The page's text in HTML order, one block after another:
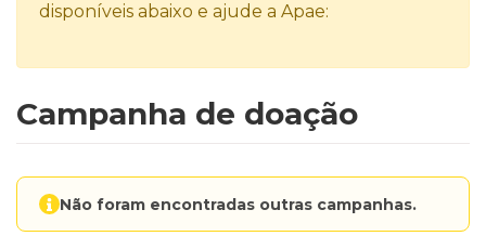
disponíveis abaixo e ajude a Apae:
Campanha de doação
Não foram encontradas outras campanhas.